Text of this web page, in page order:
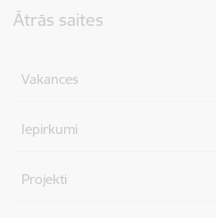
Ātrās saites
Vakances
Iepirkumi
Projekti